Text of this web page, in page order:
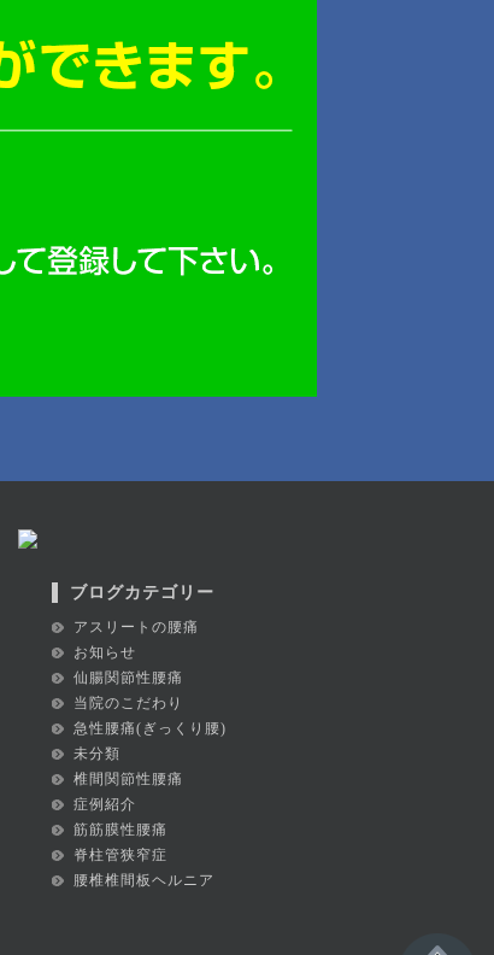
ブログカテゴリー
アスリートの腰痛
お知らせ
仙腸関節性腰痛
当院のこだわり
急性腰痛(ぎっくり腰)
未分類
椎間関節性腰痛
症例紹介
筋筋膜性腰痛
脊柱管狭窄症
腰椎椎間板ヘルニア